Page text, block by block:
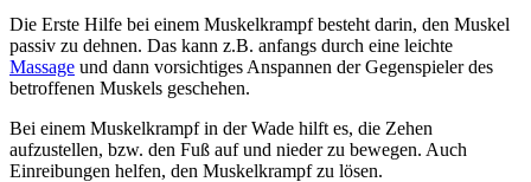
Die Erste Hilfe bei einem Muskelkrampf besteht darin, den Muskel
passiv zu dehnen. Das kann z.B. anfangs durch eine leichte
Massage und dann vorsichtiges Anspannen der Gegenspieler des
betroffenen Muskels geschehen.
Bei einem Muskelkrampf in der Wade hilft es, die Zehen
aufzustellen, bzw. den Fuß auf und nieder zu bewegen. Auch
Einreibungen helfen, den Muskelkrampf zu lösen.